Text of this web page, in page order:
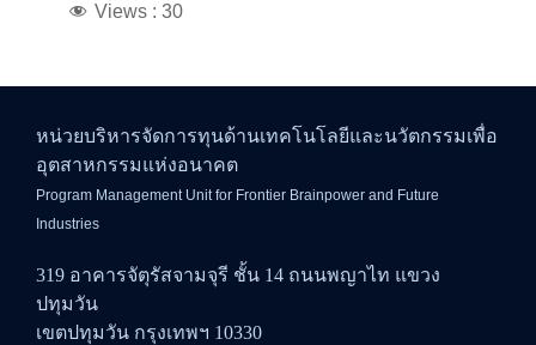
Views : 30
หน่วยบริหารจัดการทุนด้านเทคโนโลยีและนวัตกรรมเพื่อ
อุตสาหกรรมแห่งอนาคต
Program Management Unit for Frontier Brainpower and Future
Industries
319 อาคารจัตุรัสจามจุรี ชั้น 14 ถนนพญาไท แขวง
ปทุมวัน
เขตปทุมวัน กรุงเทพฯ 10330